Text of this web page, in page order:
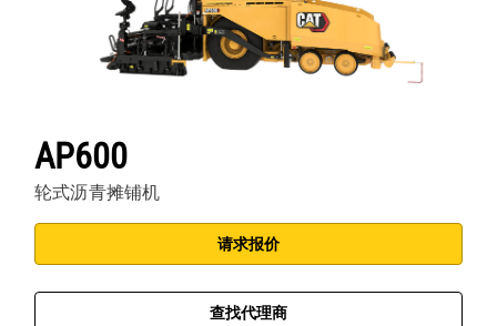
AP600
轮式沥青摊铺机
请求报价
查找代理商